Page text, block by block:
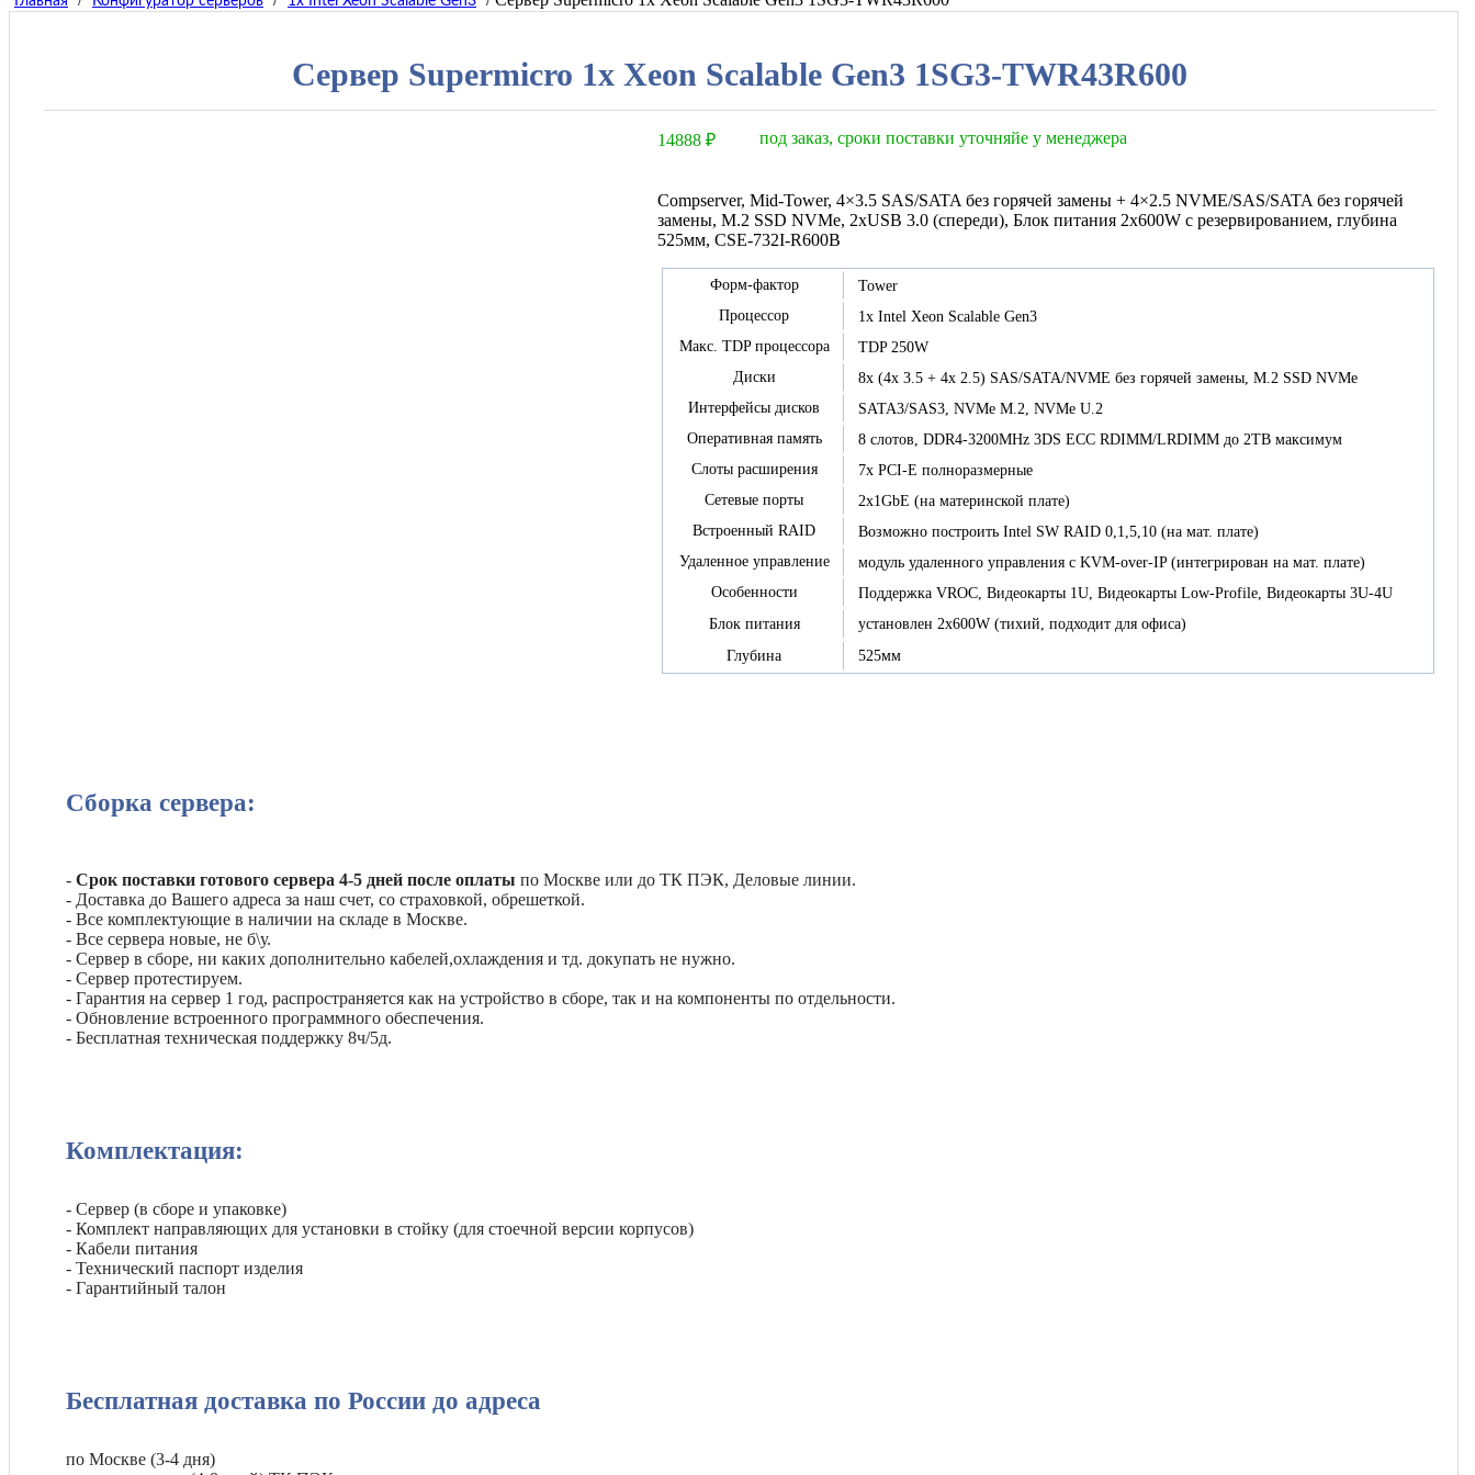
Сервер Supermicro 1x Xeon Scalable Gen3 1SG3-TWR43R600
14888 ₽ под заказ, сроки поставки уточняйе у менеджера
Compserver, Mid-Tower, 4×3.5 SAS/SATA без горячей замены + 4×2.5 NVME/SAS/SATA без горячей
замены, M.2 SSD NVMe, 2xUSB 3.0 (спереди), Блок питания 2х600W с резервированием, глубина
525мм, CSE-732I-R600B
Форм-фактор
Tower
Процессор
1x Intel Xeon Scalable Gen3
Макс. TDP процессора
TDP 250W
Диски
8x (4x 3.5 + 4x 2.5) SAS/SATA/NVME без горячей замены, M.2 SSD NVMe
Интерфейсы дисков
SATA3/SAS3, NVMe M.2, NVMe U.2
Оперативная память
8 слотов, DDR4-3200MHz 3DS ECC RDIMM/LRDIMM до 2TB максимум
Слоты расширения
7x PCI-E полноразмерные
Сетевые порты
2x1GbE (на материнской плате)
Встроенный RAID
Возможно построить Intel SW RAID 0,1,5,10 (на мат. плате)
Удаленное управление
модуль удаленного управления с KVM-over-IP (интегрирован на мат. плате)
Особенности
Поддержка VROC, Видеокарты 1U, Видеокарты Low-Profile, Видеокарты 3U-4U
Блок питания
установлен 2х600W (тихий, подходит для офиса)
Глубина
525мм
Сборка сервера:
- Срок поставки готового сервера 4-5 дней после оплаты по Москве или до ТК ПЭК, Деловые линии.
- Доставка до Вашего адреса за наш счет, со страховкой, обрешеткой.
- Все комплектующие в наличии на складе в Москве.
- Все сервера новые, не б\у.
- Сервер в сборе, ни каких дополнительно кабелей,охлаждения и тд. докупать не нужно.
- Сервер протестируем.
- Гарантия на сервер 1 год, распространяется как на устройство в сборе, так и на компоненты по отдельности.
- Обновление встроенного программного обеспечения.
- Бесплатная техническая поддержку 8ч/5д.
Комплектация:
- Сервер (в сборе и упаковке)
- Комплект направляющих для установки в стойку (для стоечной версии корпусов)
- Кабели питания
- Технический паспорт изделия
- Гарантийный талон
Бесплатная доставка по России до адреса
по Москве (3-4 дня)